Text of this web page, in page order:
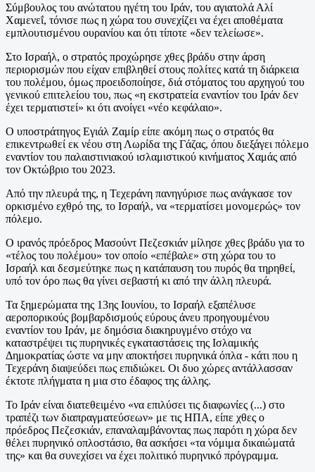
Σύμβουλος του ανώτατου ηγέτη του Ιράν, του αγιατολά Αλί
Χαμενεΐ, τόνισε πως η χώρα του συνεχίζει να έχει αποθέματα
εμπλουτισμένου ουρανίου και ότι τίποτε «δεν τελείωσε».
Στο Ισραήλ, ο στρατός προχώρησε χθες βράδυ στην άρση
περιορισμών που είχαν επιβληθεί στους πολίτες κατά τη διάρκεια
του πολέμου, όμως προειδοποίησε, διά στόματος του αρχηγού του
γενικού επιτελείου του, πως «η εκστρατεία εναντίον του Ιράν δεν
έχει τερματιστεί» κι ότι ανοίγει «νέο κεφάλαιο».
Ο υποστράτηγος Εγιάλ Ζαμίρ είπε ακόμη πως ο στρατός θα
επικεντρωθεί εκ νέου στη Λωρίδα της Γάζας, όπου διεξάγει πόλεμο
εναντίον του παλαιστινιακού ισλαμιστικού κινήματος Χαμάς από
τον Οκτώβριο του 2023.
Από την πλευρά της, η Τεχεράνη πανηγύρισε πως ανάγκασε τον
ορκισμένο εχθρό της, το Ισραήλ, να «τερματίσει μονομερώς» τον
πόλεμο.
Ο ιρανός πρόεδρος Μασούντ Πεζεσκιάν μίλησε χθες βράδυ για το
«τέλος του πολέμου» τον οποίο «επέβαλε» στη χώρα του το
Ισραήλ και δεσμεύτηκε πως η κατάπαυση του πυρός θα τηρηθεί,
υπό τον όρο πως θα γίνει σεβαστή κι από την άλλη πλευρά.
Τα ξημερώματα της 13ης Ιουνίου, το Ισραήλ εξαπέλυσε
αεροπορικούς βομβαρδισμούς εύρους άνευ προηγουμένου
εναντίον του Ιράν, με δημόσια διακηρυγμένο στόχο να
καταστρέψει τις πυρηνικές εγκαταστάσεις της Ισλαμικής
Δημοκρατίας ώστε να μην αποκτήσει πυρηνικά όπλα - κάτι που η
Τεχεράνη διαψεύδει πως επιδιώκει. Οι δυο χώρες αντάλλασσαν
έκτοτε πλήγματα η μια στο έδαφος της άλλης.
Το Ιράν είναι διατεθειμένο «να επιλύσει τις διαφωνίες (...) στο
τραπέζι των διαπραγματεύσεων» με τις ΗΠΑ, είπε χθες ο
πρόεδρος Πεζεσκιάν, επαναλαμβάνοντας πως παρότι η χώρα δεν
θέλει πυρηνικό οπλοστάσιο, θα ασκήσει «τα νόμιμα δικαιώματά
της» και θα συνεχίσει να έχει πολιτικό πυρηνικό πρόγραμμα.